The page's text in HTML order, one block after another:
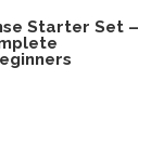
Starter Set –